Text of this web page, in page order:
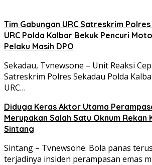
Tim Gabungan URC Satreskrim
URC Polda Kalbar Bekuk Pencuri
Pelaku Masih DPO
Sekadau, Tvnewsone – Unit Reaksi
Satreskrim Polres Sekadau Polda
URC…
Diduga Keras Aktor Utama
Merupakan Salah Satu Oknum Rekan
Sintang
Sintang – Tvnewsone. Bola panas
terjadinya insiden perampasan emas